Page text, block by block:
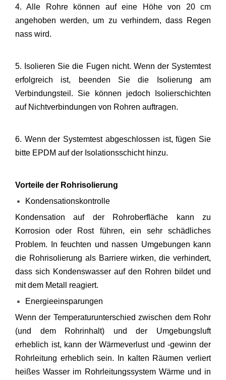
4. Alle Rohre können auf eine Höhe von 20 cm
angehoben werden, um zu verhindern, dass Regen
nass wird.
5. Isolieren Sie die Fugen nicht. Wenn der Systemtest
erfolgreich ist, beenden Sie die Isolierung am
Verbindungsteil. Sie können jedoch Isolierschichten
auf Nichtverbindungen von Rohren auftragen.
6. Wenn der Systemtest abgeschlossen ist, fügen Sie
bitte EPDM auf der Isolationsschicht hinzu.
Vorteile der Rohrisolierung
Kondensationskontrolle
Kondensation auf der Rohroberfläche kann zu
Korrosion oder Rost führen, ein sehr schädliches
Problem. In feuchten und nassen Umgebungen kann
die Rohrisolierung als Barriere wirken, die verhindert,
dass sich Kondenswasser auf den Rohren bildet und
mit dem Metall reagiert.
Energieeinsparungen
Wenn der Temperaturunterschied zwischen dem Rohr
(und dem Rohrinhalt) und der Umgebungsluft
erheblich ist, kann der Wärmeverlust und -gewinn der
Rohrleitung erheblich sein. In kalten Räumen verliert
heißes Wasser im Rohrleitungssystem Wärme und in